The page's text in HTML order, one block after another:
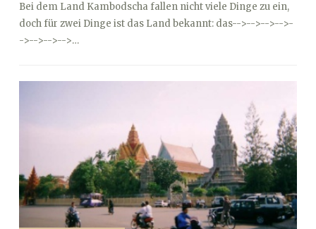
Bei dem Land Kambodscha fallen nicht viele Dinge zu ein,
doch für zwei Dinge ist das Land bekannt: das-->-->-->-->-
->-->-->-->…